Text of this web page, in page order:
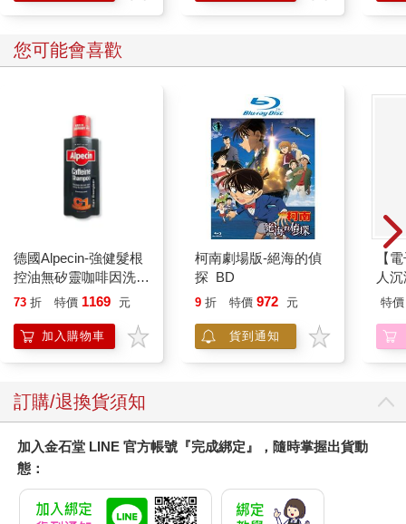
您可能會喜歡
德國Alpecin-強健髮根
控油無矽靈咖啡因洗髮
凝露375ml/瓶-C1強健
調理頭皮洗髮液/0矽靈
滋潤洗頭髮水/一般髮
73 折 特價 1169 元
加入購物車
柯南劇場版-絕海的偵
探 BD
9 折 特價 972 元
貨到通知
【
人
版】
特價
訂購/退換貨須知
加入金石堂 LINE 官方帳號『完成綁定』，隨時掌握出貨動
態：